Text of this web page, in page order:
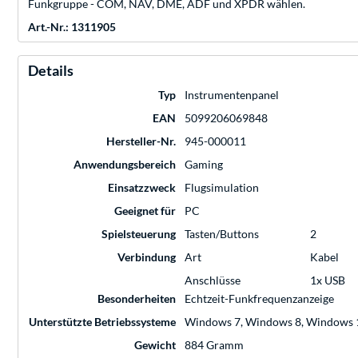
Funkgruppe - COM, NAV, DME, ADF und XPDR wählen.
Art.-Nr.: 1311905
Details
Typ
Instrumentenpanel
EAN
5099206069848
Hersteller-Nr.
945-000011
Anwendungsbereich
Gaming
Einsatzzweck
Flugsimulation
Geeignet für
PC
Spielsteuerung
Tasten/Buttons
2
Verbindung
Art
Kabel
Anschlüsse
1x USB
Besonderheiten
Echtzeit-Funkfrequenzanzeige
Unterstützte Betriebssysteme
Windows 7, Windows 8, Windows
Gewicht
884 Gramm